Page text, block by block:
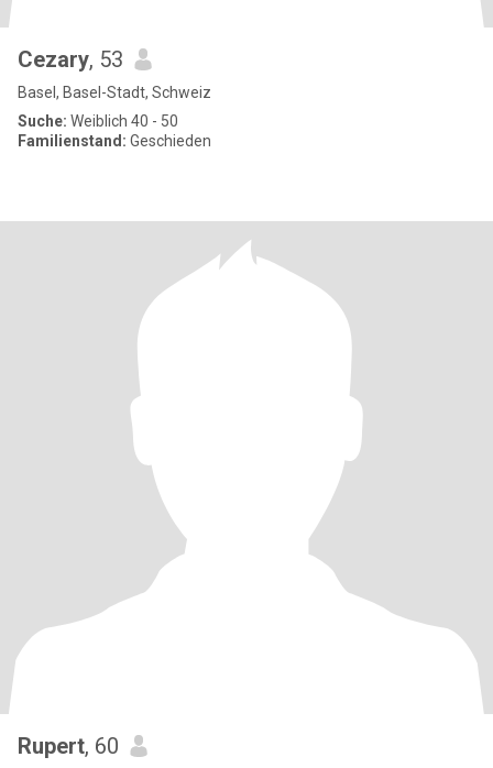
Cezary, 53
Basel, Basel-Stadt, Schweiz
Suche: Weiblich 40 - 50
Familienstand: Geschieden
Rupert, 60